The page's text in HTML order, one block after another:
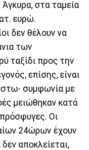
στα ταμεία
ευρώ.
δεν θέλουν να
των
ταξίδι προς την
επίσης, είναι
συμφωνία με
μειώθηκαν κατά
Οι
24ώρων έχουν
αποκλείεται,